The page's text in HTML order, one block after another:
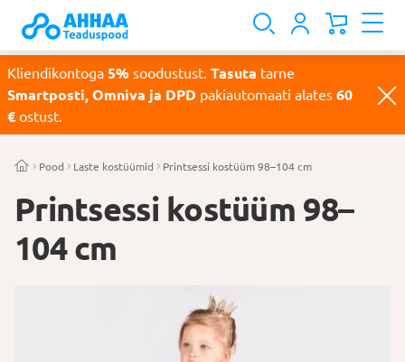
Kliendikontoga 5% soodustust. Tasuta tarne
Smartposti, Omniva ja DPD pakiautomaati alates 60
€ ostust.
Pood Laste kostüümid Printsessi kostüüm 98–104 cm
Printsessi kostüüm 98–
104 cm